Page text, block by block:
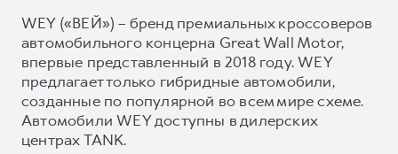
WEY («ВЕЙ») – бренд премиальных кроссоверов
автомобильного концерна Great Wall Motor,
впервые представленный в 2018 году. WEY
предлагает только гибридные автомобили,
созданные по популярной во всем мире схеме.
Автомобили WEY доступны в дилерских
центрах TANK.